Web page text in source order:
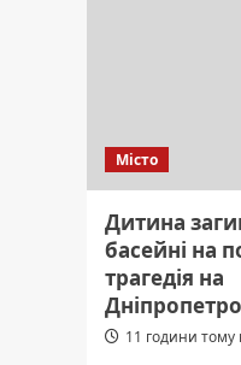
Місто
Дитина
басейні на
трагедія на
11 години тому